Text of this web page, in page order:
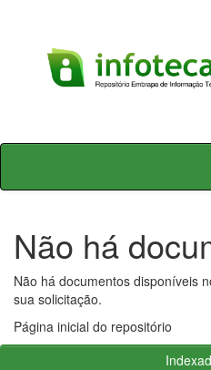
Skip
Não há
Não há documentos disponíveis
sua solicitação.
Página inicial do repositório